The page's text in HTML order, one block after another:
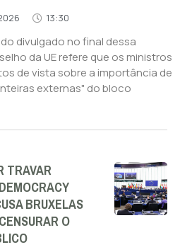
13:30
divulgado no final dessa
da UE refere que os ministros
de vista sobre a importância de
externas" do bloco
TRAVAR
BRUXELAS
O